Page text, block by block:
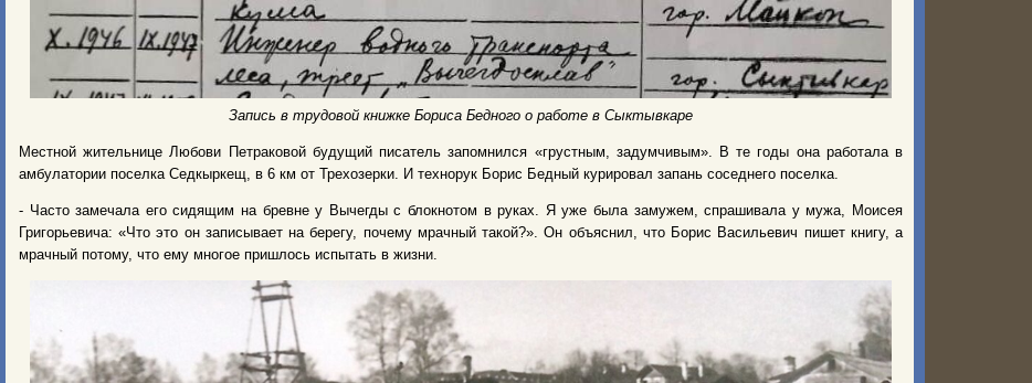
Запись в трудовой книжке Бориса Бедного о работе в Сыктывкаре
Местной жительнице Любови Петраковой будущий писатель запомнился «грустным, задумчивым». В те годы она работала в
амбулатории поселка Седкыркещ, в 6 км от Трехозерки. И технорук Борис Бедный курировал запань соседнего поселка.
- Часто замечала его сидящим на бревне у Вычегды с блокнотом в руках. Я уже была замужем, спрашивала у мужа, Моисея
Григорьевича: «Что это он записывает на берегу, почему мрачный такой?». Он объяснил, что Борис Васильевич пишет книгу, а
мрачный потому, что ему многое пришлось испытать в жизни.